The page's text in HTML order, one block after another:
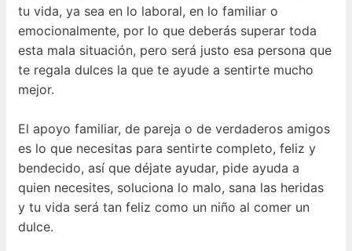
tu vida, ya sea en lo laboral, en lo familiar o
emocionalmente, por lo que deberás superar toda
esta mala situación, pero será justo esa persona que
te regala dulces la que te ayude a sentirte mucho
mejor.
El apoyo familiar, de pareja o de verdaderos amigos
es lo que necesitas para sentirte completo, feliz y
bendecido, así que déjate ayudar, pide ayuda a
quien necesites, soluciona lo malo, sana las heridas
y tu vida será tan feliz como un niño al comer un
dulce.